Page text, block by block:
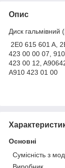
Опис
Диск гальмівний
2E0 615 601 A,
423 00 00 07,
423 00 12,
A910 423 01 00
Основні
Сумісність з
Виробник